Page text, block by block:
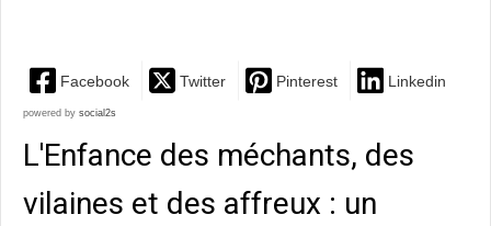
Facebook Twitter Pinterest Linkedin
powered by social2s
L'Enfance des méchants, des
vilaines et des affreux : un